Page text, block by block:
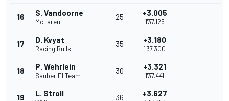
16 S. Vandoorne
McLaren
25 +3.005
1'37.125
17 D. Kvyat
Racing Bulls
35 +3.180
1'37.300
18 P. Wehrlein
Sauber F1 Team
30 +3.321
1'37.441
19 L. Stroll 36 +3.627